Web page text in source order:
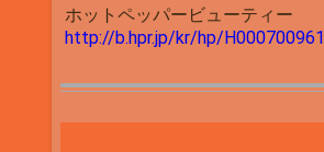
ホットペッパービューティー
http://b.hpr.jp/kr/hp/H000700961